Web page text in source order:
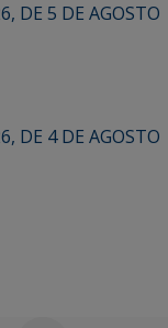
DE 5 DE AGOSTO
DE 4 DE AGOSTO